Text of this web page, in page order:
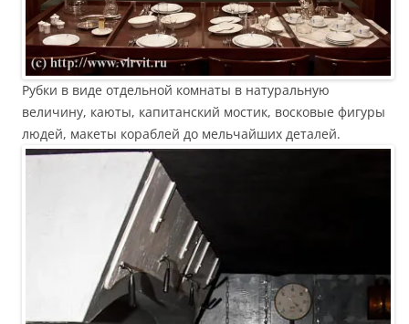
Рубки в виде отдельной комнаты в натуральную
величину, каюты, капитанский мостик, восковые фигуры
людей, макеты кораблей до мельчайших деталей.